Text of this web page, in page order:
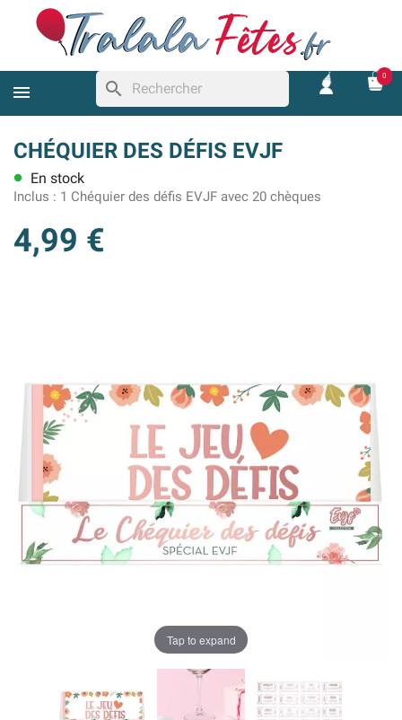
search
0
CHÉQUIER DES DÉFIS EVJF
lens En stock
Inclus : 1 Chéquier des défis EVJF avec 20 chèques
4,99 €
Tap to expand